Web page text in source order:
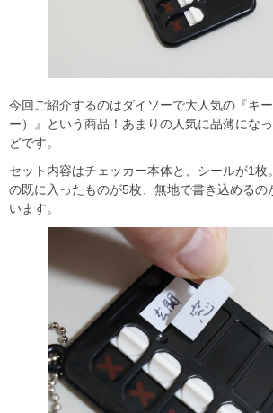
今回ご紹介するのはダイソーで大人気の『キ
ー）』という商品！あまりの人気に品薄にな
どです。
セット内容はチェッカー本体と、シールが1枚
の既に入ったものが5枚、無地で書き込めるの
います。